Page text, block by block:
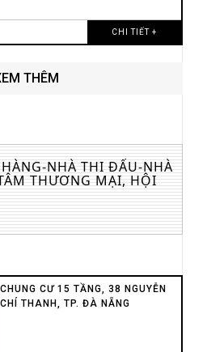
CHI TIẾT +
THÊM
NHÀ THI ĐẤU-NHÀ
THƯƠNG MẠI, HỘI
CHUNG CƯ 15 TẦNG, 38 NGUYỄN
CHÍ THANH, TP. ĐÀ NẴNG